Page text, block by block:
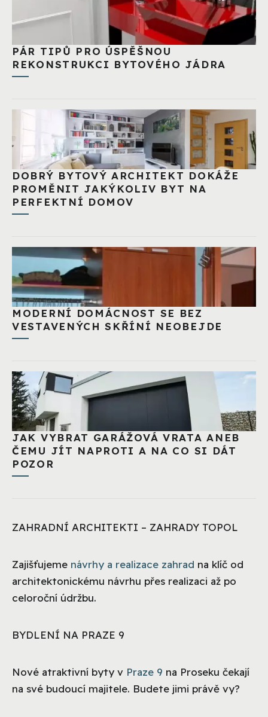
PÁR TIPŮ PRO ÚSPĚŠNOU
REKONSTRUKCI BYTOVÉHO JÁDRA
DOBRÝ BYTOVÝ ARCHITEKT DOKÁŽE
PROMĚNIT JAKÝKOLIV BYT NA
PERFEKTNÍ DOMOV
MODERNÍ DOMÁCNOST SE BEZ
VESTAVENÝCH SKŘÍNÍ NEOBEJDE
JAK VYBRAT GARÁŽOVÁ VRATA ANEB
ČEMU JÍT NAPROTI A NA CO SI DÁT
POZOR
ZAHRADNÍ ARCHITEKTI – ZAHRADY TOPOL
Zajišťujeme návrhy a realizace zahrad na klíč od
architektonickému návrhu přes realizaci až po
celoroční údržbu.
BYDLENÍ NA PRAZE 9
Nové atraktivní byty v Praze 9 na Proseku čekají
na své budoucí majitele. Budete jimi právě vy?